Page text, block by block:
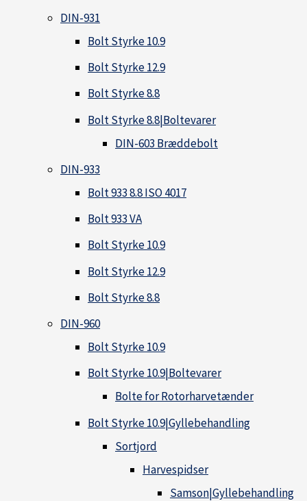
DIN-931
Bolt Styrke 10.9
Bolt Styrke 12.9
Bolt Styrke 8.8
Bolt Styrke 8.8|Boltevarer
DIN-603 Bræddebolt
DIN-933
Bolt 933 8.8 ISO 4017
Bolt 933 VA
Bolt Styrke 10.9
Bolt Styrke 12.9
Bolt Styrke 8.8
DIN-960
Bolt Styrke 10.9
Bolt Styrke 10.9|Boltevarer
Bolte for Rotorharvetænder
Bolt Styrke 10.9|Gyllebehandling
Sortjord
Harvespidser
Samson|Gyllebehandling